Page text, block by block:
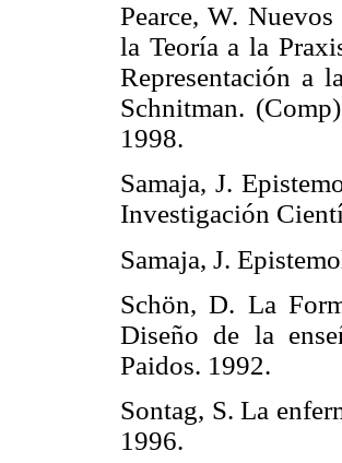
Pearce, W.
la Teoría a la
Representación a
Schnitman.
1998.
Samaja, J.
Investigación
Samaja, J.
Schön, D. La
Diseño de la
Paidos. 1992.
Sontag, S. La
1996.